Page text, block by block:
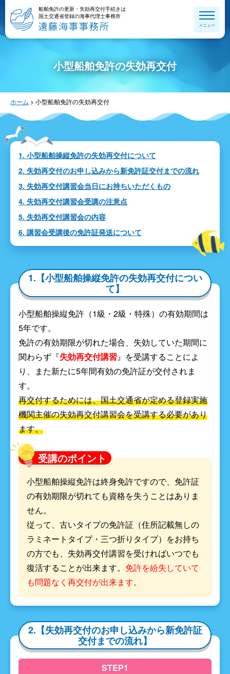
船舶免許の更新・失効再交付手続きは
国土交通省登録の海事代理士事務所
メニュー
小型船舶免許の失効再交付
ホーム > 小型船舶免許の失効再交付
1. 小型船舶操縦免許の失効再交付について
2. 失効再交付のお申し込みから新免許証交付までの流れ
3. 失効再交付講習会当日にお持ちいただくもの
4. 失効再交付講習会受講の注意点
5. 失効再交付講習会の内容
6. 講習会受講後の免許証発送について
1.【小型船舶操縦免許の失効再交付につい
て】
小型船舶操縦免許（1級・2級・特殊）の有効期間は
5年です。
免許の有効期限が切れた場合、失効していた期間に
関わらず『失効再交付講習』を受講することによ
り、また新たに5年間有効の免許証が交付されま
す。
再交付するためには、国土交通省が定める登録実施
機関主催の失効再交付講習会を受講する必要があり
ます。
受講のポイント
小型船舶操縦免許は終身免許ですので、免許証
の有効期限が切れても資格を失うことはありま
せん。
従って、古いタイプの免許証（住所記載無しの
ラミネートタイプ・三つ折りタイプ）をお持ち
の方でも、失効再交付講習を受ければいつでも
復活することが出来ます。 免許を紛失していて
も問題なく再交付が出来ます。
2.【失効再交付のお申し込みから新免許証
交付までの流れ】
STEP1